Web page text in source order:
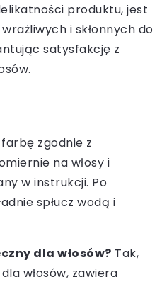
produktu, jest
i skłonnych do
satysfakcję z
zgodnie z
na włosy i
w instrukcji. Po
spłucz wodą i
dla włosów? Tak,
włosów, zawiera